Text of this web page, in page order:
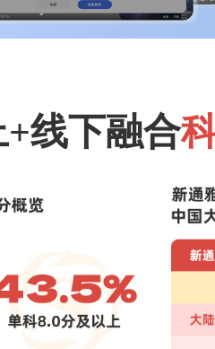
线下融合